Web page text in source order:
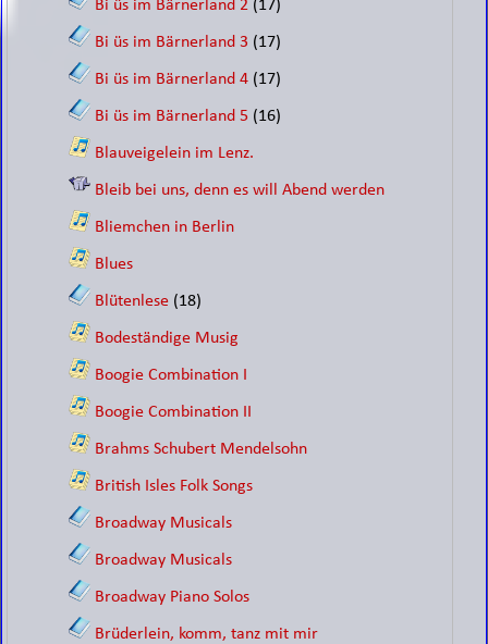
Bi üs im Bärnerland 2 (17)
Bi üs im Bärnerland 3 (17)
Bi üs im Bärnerland 4 (17)
Bi üs im Bärnerland 5 (16)
Blauveigelein im Lenz.
Bleib bei uns, denn es will Abend werden
Bliemchen in Berlin
Blues
Blütenlese (18)
Bodeständige Musig
Boogie Combination I
Boogie Combination II
Brahms Schubert Mendelsohn
British Isles Folk Songs
Broadway Musicals
Broadway Musicals
Broadway Piano Solos
Brüderlein, komm, tanz mit mir